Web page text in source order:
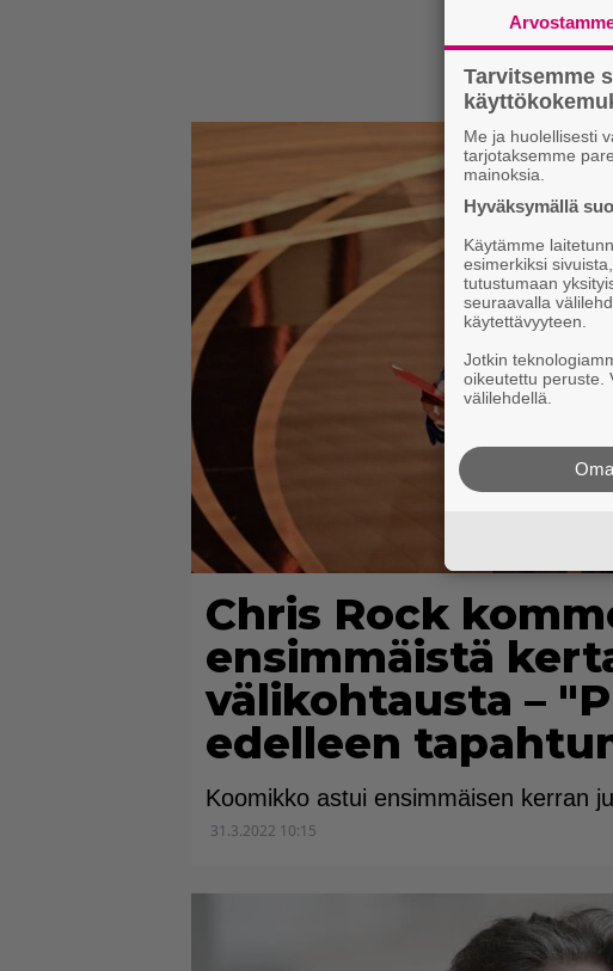
Chris Rock
ensimmäistä
välikohtausta –
edelleen
Koomikko astui ensimmäisen kerran
31.3.2022 10:15
Tarvitsemme
Me ja huolellisesti
tarjotaksemme
mainoksia.
Hyväksymällä
Käytämme
esimerkiksi
tutustumaan
seuraavalla
käytettävyyteen.
Jotkin
oikeutettu peruste.
välilehdellä.